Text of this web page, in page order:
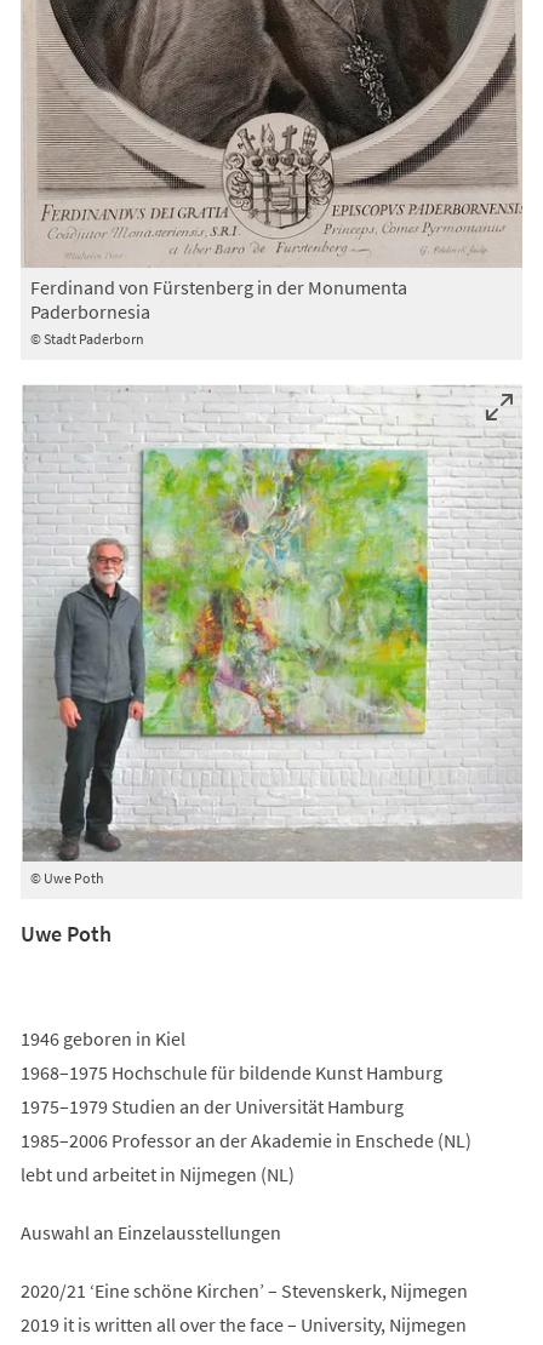
© Stadt Paderborn
Ferdinand von Fürstenberg in der Monumenta
Paderbornesia
© Uwe Poth
Uwe Poth
1946 geboren in Kiel
1968–1975 Hochschule für bildende Kunst Hamburg
1975–1979 Studien an der Universität Hamburg
1985–2006 Professor an der Akademie in Enschede (NL)
lebt und arbeitet in Nijmegen (NL)
Auswahl an Einzelausstellungen
2020/21 ‘Eine schöne Kirchen’ – Stevenskerk, Nijmegen
2019 it is written all over the face – University, Nijmegen